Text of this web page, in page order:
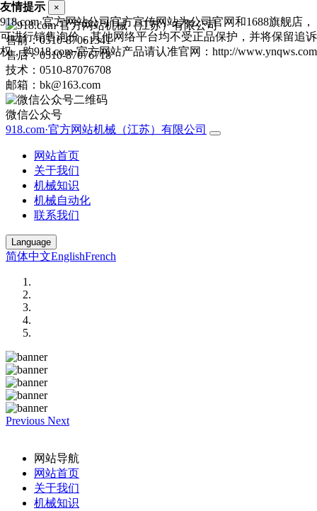
售前：0510-87061341
售后：0510-87076718
技术：0510-87076708
邮箱：bk@163.com
微信公众号
918.com·官方网站机械（江苏）有限公司
网站首页
关于我们
机械知识
机械自动化
联系我们
Language
简体中文EnglishFrench
Previous Next
网站导航
网站首页
关于我们
机械知识
友情提示 ×
918.com·官方网站公司官方宣传网站为公司官网和1688旗舰店，
可进行销售询价，其他网络平台均不受正品保护，并将保留追诉
权，购918.com·官方网站产品请认准官网：http://www.ynqws.com